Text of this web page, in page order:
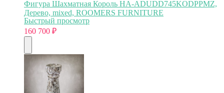
Фигура Шахматная Король HA-ADUDD745KODPPMZ,
Дерево, mixed, ROOMERS FURNITURE
Быстрый просмотр
160 700 ₽